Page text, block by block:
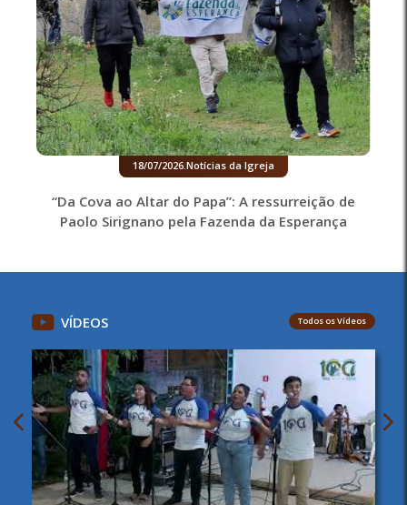
18/07/2026 Notícias da Igreja
“Da Cova ao Altar do Papa”: A ressurreição de
Paolo Sirignano pela Fazenda da Esperança
VÍDEOS Todos os Vídeos